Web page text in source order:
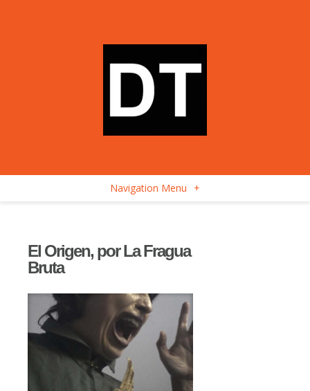
Navigation Menu +
El Origen, por La Fragua
Bruta